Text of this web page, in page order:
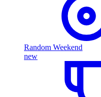
Random Weekend
new